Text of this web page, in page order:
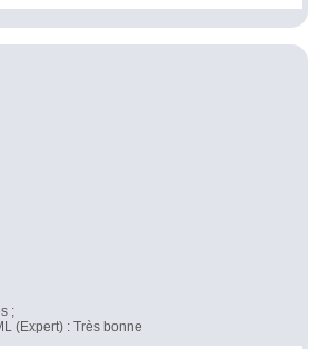
;
(Expert) : Très bonne